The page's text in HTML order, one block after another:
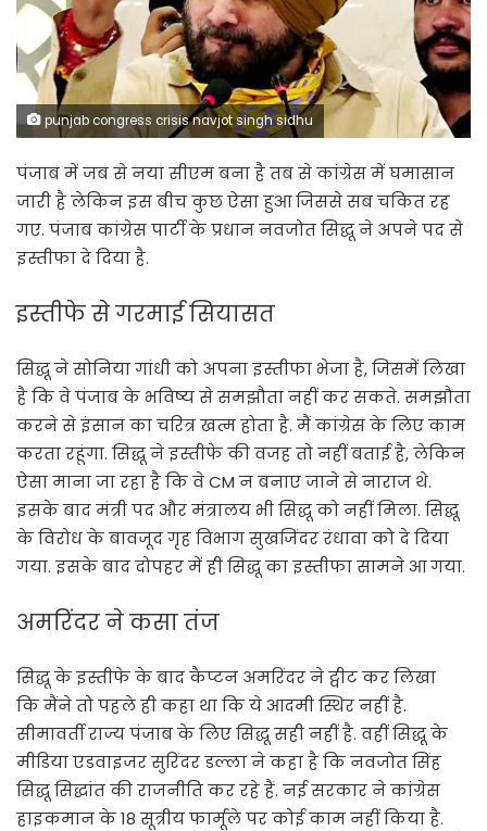
punjab congress crisis navjot singh sidhu
पंजाब में जब से नया सीएम बना है तब से कांग्रेस में घमासान
जारी है लेकिन इस बीच कुछ ऐसा हुआ जिससे सब चकित रह
गए. पंजाब कांग्रेस पार्टी के प्रधान नवजोत सिद्धू ने अपने पद से
इस्तीफा दे दिया है.
इस्तीफे से गरमाई सियासत
सिद्धू ने सोनिया गांधी को अपना इस्तीफा भेजा है, जिसमें लिखा
है कि वे पंजाब के भविष्य से समझौता नहीं कर सकते. समझौता
करने से इंसान का चरित्र खत्म होता है. मैं कांग्रेस के लिए काम
करता रहूंगा. सिद्धू ने इस्तीफे की वजह तो नहीं बताई है, लेकिन
ऐसा माना जा रहा है कि वे CM न बनाए जाने से नाराज थे.
इसके बाद मंत्री पद और मंत्रालय भी सिद्धू को नहीं मिला. सिद्धू
के विरोध के बावजूद गृह विभाग सुखजिंदर रंधावा को दे दिया
गया. इसके बाद दोपहर में ही सिद्धू का इस्तीफा सामने आ गया.
अमरिंदर ने कसा तंज
सिद्धू के इस्तीफे के बाद कैप्टन अमरिंदर ने ट्वीट कर लिखा
कि मैंने तो पहले ही कहा था कि ये आदमी स्थिर नहीं है.
सीमावर्ती राज्य पंजाब के लिए सिद्धू सही नहीं है. वहीं सिद्धू के
मीडिया एडवाइजर सुरिंदर डल्ला ने कहा है कि नवजोत सिंह
सिद्धू सिद्धांत की राजनीति कर रहे हैं. नई सरकार ने कांग्रेस
हाइकमान के 18 सूत्रीय फार्मूले पर कोई काम नहीं किया है.